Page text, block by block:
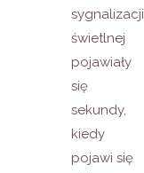
sygnalizacji
świetlnej
pojawiały
się
sekundy,
kiedy
pojawi się